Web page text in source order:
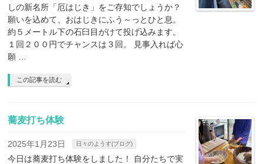
しの新名所「厄はじき」をご存知でしょうか？
願いを込めて、おはじきにふう～っとひと息。
約５メートル下の石臼目がけて投げ込みます。
１回２００円でチャンスは３回。 見事入れば心
願 …
この記事を読む
蕎麦打ち体験
2025年1月23日 日々のようす(ブログ)
今日は蕎麦打ち体験をしました！ 自分たちで実